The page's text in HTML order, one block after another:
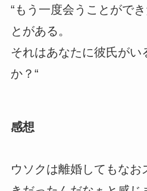
“もう一度会うことがで
とがある。
それはあなたに彼氏がい
か？“
感想
ウソクは離婚してもなお